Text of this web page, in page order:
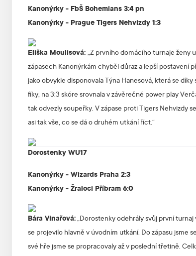
Kanonýrky - FbŠ Bohemians 3:4 pn
Kanonýrky - Prague Tigers Nehvizdy 1:3
Eliška Moulisová: „Z prvního domácího turnaje ženy
zápasech Kanonýrkám chyběl důraz a lepší postavení
jako obvykle disponovala Týna Hanesová, která se
fíky, na 3:3 skóre srovnala v závěrečné power play
tak odvezly soupeřky. V zápase proti Tigers Nehvizdy
asi tak vše, co se dá o druhém utkání říct.“
Dorostenky WU17
Kanonýrky - Wizards Praha 2:3
Kanonýrky - Žraloci Příbram 6:0
Bára Vinařová:„Dorostenky odehrály svůj první
se projevilo hlavně v úvodním utkání. Do zápasu jsme
své hře jsme se propracovaly až v poslední třetině.